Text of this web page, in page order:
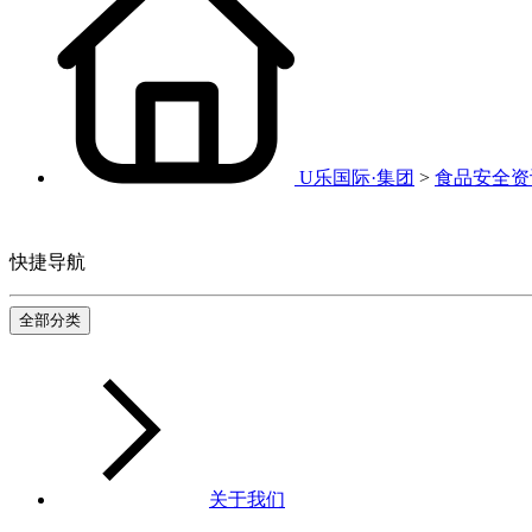
U乐国际·集团 > 食品安全
快捷导航
全部分类
关于我们